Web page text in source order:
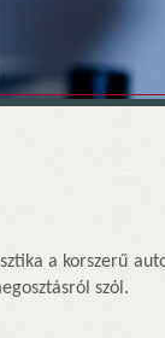
a korszerű
szól.